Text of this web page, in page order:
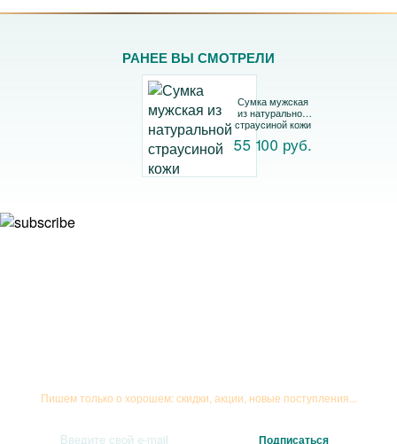
РАНЕЕ ВЫ СМОТРЕЛИ
Сумка мужская
из натуральной
страусиной кожи
55 100 руб.
Пишем только о хорошем: скидки, акции, новые поступления...